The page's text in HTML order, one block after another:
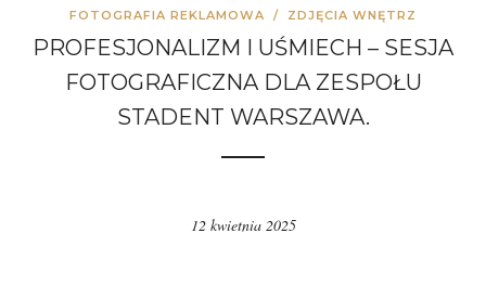
FOTOGRAFIA REKLAMOWA / ZDJĘCIA WNĘTRZ
PROFESJONALIZM I UŚMIECH – SESJA
FOTOGRAFICZNA DLA ZESPOŁU
STADENT WARSZAWA.
12 kwietnia 2025